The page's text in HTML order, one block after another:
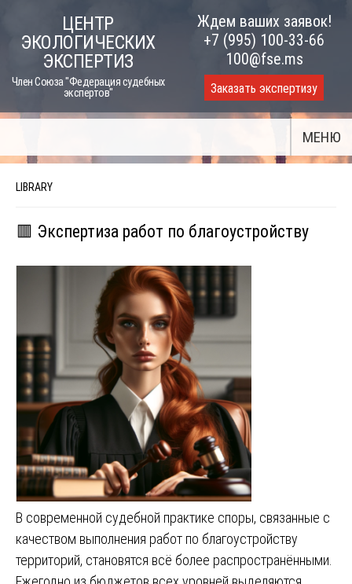
content
ЦЕНТР
ЭКОЛОГИЧЕСКИХ
ЭКСПЕРТИЗ
Член Союза "Федерация судебных
экспертов"
Ждем ваших заявок!
+7 (995) 100-33-66
100@fse.ms
Заказать экспертизу
МЕНЮ
LIBRARY
🟥 Экспертиза работ по благоустройству
В современной судебной практике споры, связанные с
качеством выполнения работ по благоустройству
территорий, становятся всё более распространёнными.